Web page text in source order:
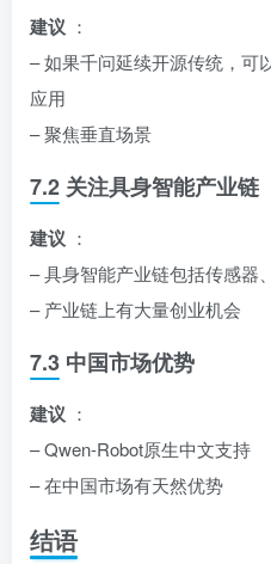
建议 ：
– 如果千问延续开源传统，可
应用
– 聚焦垂直场景
7.2 关注具身智能产业链
建议 ：
– 具身智能产业链包括传感器
– 产业链上有大量创业机会
7.3 中国市场优势
建议 ：
– Qwen-Robot原生中文支持
– 在中国市场有天然优势
结语